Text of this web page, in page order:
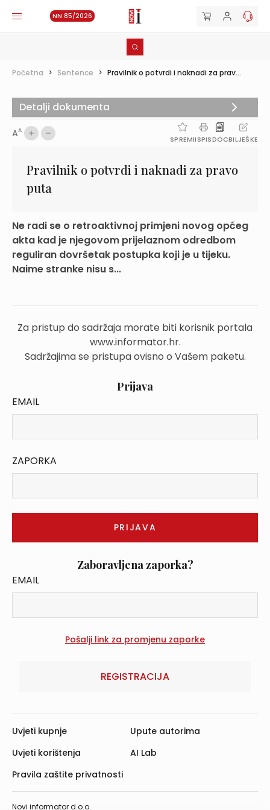
NN 85/2026
Početna > Sentence > Pravilnik o potvrdi i naknadi za prav...
AA
SPREMIISPISDOCBILJEŠKE
Pravilnik o potvrdi i naknadi za pravo
puta
Ne radi se o retroaktivnoj primjeni novog općeg
akta kad je njegovom prijelaznom odredbom
reguliran dovršetak postupka koji je u tijeku.
Naime stranke nisu s...
Za pristup do sadržaja morate biti korisnik portala
www.informator.hr.
Sadržajima se pristupa ovisno o Vašem paketu.
Prijava
EMAIL
ZAPORKA
Zaboravljena zaporka?
EMAIL
REGISTRACIJA
Detalji dokumenta
Novi informator d.o.o.
Uvjeti kupnje
Uvjeti korištenja
Pravila zaštite privatnosti
Upute autorima
AI Lab